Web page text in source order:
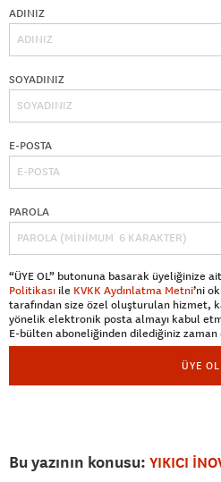
ADINIZ
SOYADINIZ
E-POSTA
PAROLA
“ÜYE OL” butonuna basarak üyeliğinize ait
Politikası ile KVKK Aydınlatma Metni’ni
tarafından size özel oluşturulan hizmet,
yönelik elektronik posta almayı kabul
E-bülten aboneliğinden dilediğiniz zaman
ÜYE OL
Bu yazının konusu: YIKICI